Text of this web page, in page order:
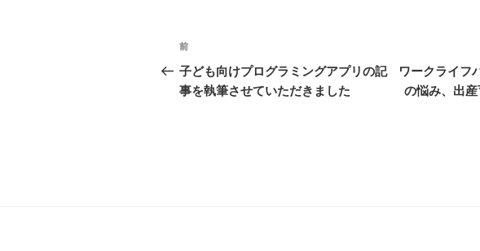
投
稿
ナ
過
去
の
前
子ども向けプログラミングアプリの記
事を執筆させていただきました
ワークライフ
の悩み、出